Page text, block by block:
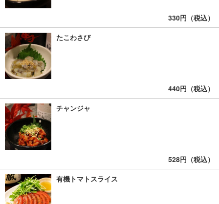
330円（税込）
たこわさび
440円（税込）
チャンジャ
528円（税込）
有機トマトスライス